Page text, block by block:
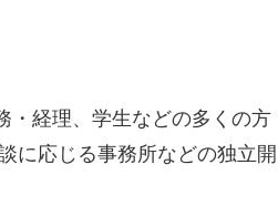
・経理、学生などの多くの方
に応じる事務所などの独立開